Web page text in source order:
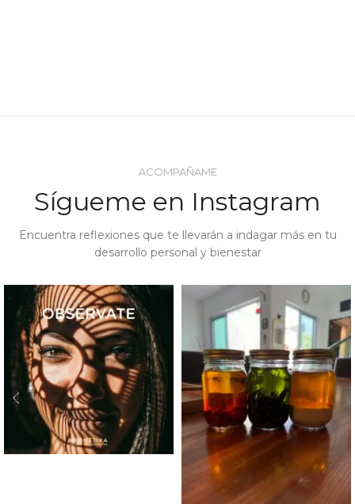
ACOMPAÑAME
Sígueme en Instagram
Encuentra reflexiones que te llevarán a indagar más en tu
desarrollo personal y bienestar